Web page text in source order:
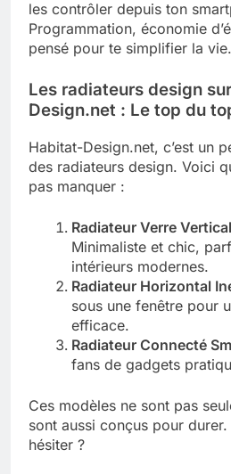
les contrôler depuis ton
Programmation, économie
pensé pour te simplifier la vie.
Les radiateurs design
Design.net : Le top du
Habitat-Design.net, c’est un
des radiateurs design. Voici
pas manquer :
Radiateur Verre
Minimaliste et chic,
intérieurs modernes.
Radiateur Horizontal
sous une fenêtre pour
efficace.
Radiateur Connecté
fans de gadgets
Ces modèles ne sont pas
sont aussi conçus pour
hésiter ?